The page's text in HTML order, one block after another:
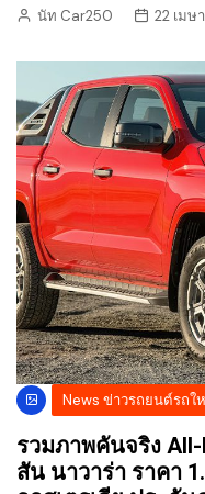
นัท Car250 22 เมษ
News ข่าวรถยนต์รถใ
รวมภาพคันจริง All-
สัน นาวาร่า ราคา